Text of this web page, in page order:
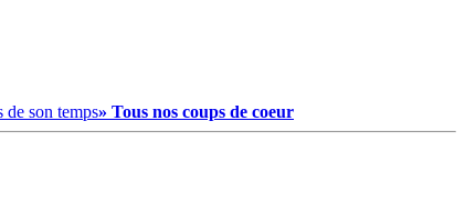
de son temps» Tous nos coups de coeur